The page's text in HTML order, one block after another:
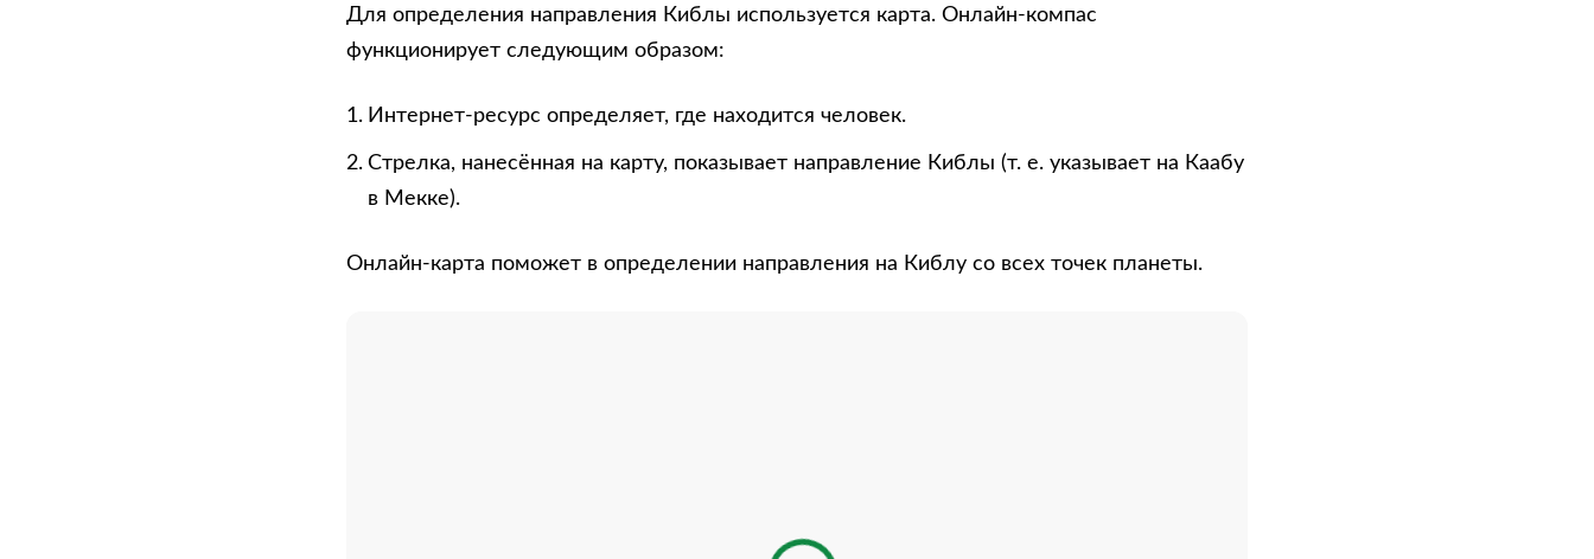
Для определения направления Киблы используется карта. Онлайн-компас
функционирует следующим образом:
Интернет-ресурс определяет, где находится человек.
Стрелка, нанесённая на карту, показывает направление Киблы (т. е. указывает на Каабу
в Мекке).
Онлайн-карта поможет в определении направления на Киблу со всех точек планеты.